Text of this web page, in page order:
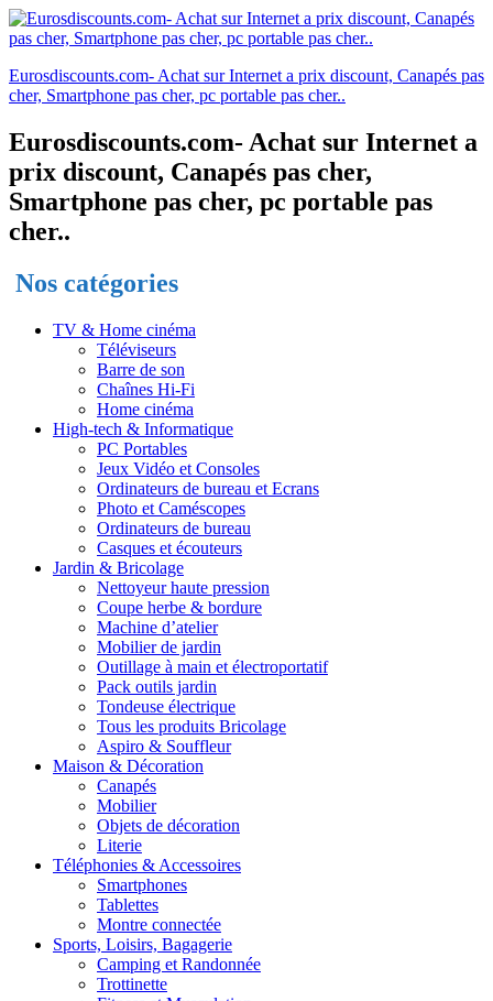
Eurosdiscounts.com- Achat sur Internet a prix discount, Canapés pas
cher, Smartphone pas cher, pc portable pas cher..
Eurosdiscounts.com- Achat sur Internet a
prix discount, Canapés pas cher,
Smartphone pas cher, pc portable pas
cher..
Nos catégories
TV & Home cinéma
Téléviseurs
Barre de son
Chaînes Hi-Fi
Home cinéma
High-tech & Informatique
PC Portables
Jeux Vidéo et Consoles
Ordinateurs de bureau et Ecrans
Photo et Caméscopes
Ordinateurs de bureau
Casques et écouteurs
Jardin & Bricolage
Nettoyeur haute pression
Coupe herbe & bordure
Machine d’atelier
Mobilier de jardin
Outillage à main et électroportatif
Pack outils jardin
Tondeuse électrique
Tous les produits Bricolage
Aspiro & Souffleur
Maison & Décoration
Canapés
Mobilier
Objets de décoration
Literie
Téléphonies & Accessoires
Smartphones
Tablettes
Montre connectée
Sports, Loisirs, Bagagerie
Camping et Randonnée
Trottinette